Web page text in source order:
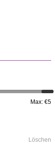
Max: €5
Löschen